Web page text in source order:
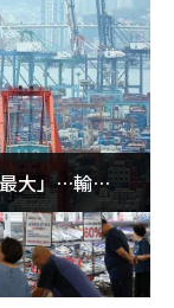
大」…輸出